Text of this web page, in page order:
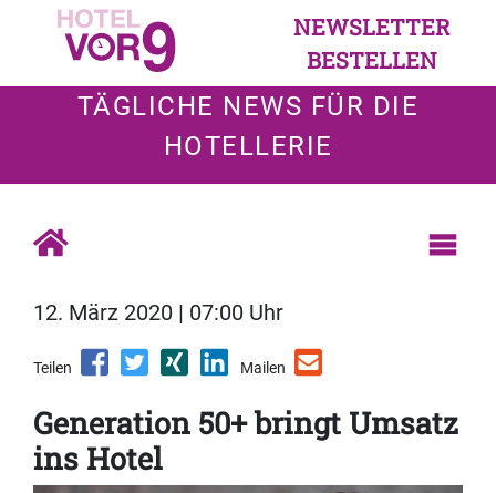
NEWSLETTER
BESTELLEN
TÄGLICHE NEWS FÜR DIE
HOTELLERIE
12. März 2020 | 07:00 Uhr
Teilen Mailen
Generation 50+ bringt Umsatz
ins Hotel